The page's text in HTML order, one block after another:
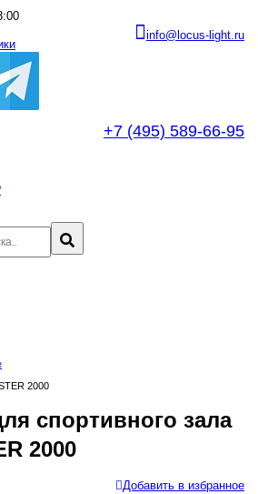
info@locus-light.ru
+7 (495) 589-66-95
2000
спортивного зала
2000
Добавить в избранное